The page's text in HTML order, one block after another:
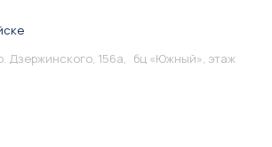
Дзержинского, 156а, бц «Южный», этаж